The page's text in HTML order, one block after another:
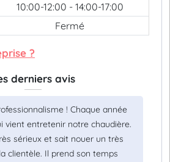
10:00-12:00 - 14:00-17:00
Fermé
?
derniers avis
! Chaque année
vient entretenir notre chaudière.
sérieux et sait nouer un très
clientèle. Il prend son temps